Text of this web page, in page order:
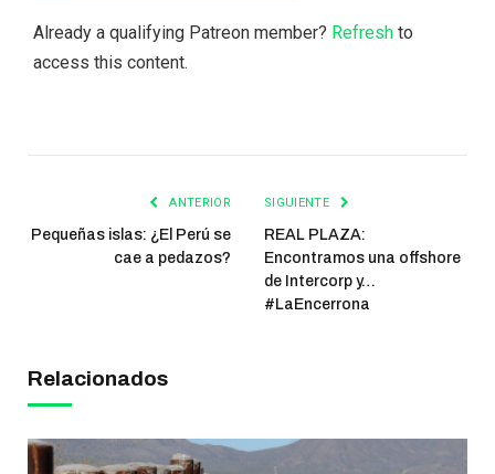
Already a qualifying Patreon member? Refresh to
access this content.
ANTERIOR
Pequeñas islas: ¿El Perú se
cae a pedazos?
SIGUIENTE
REAL PLAZA:
Encontramos una offshore
de Intercorp y…
#LaEncerrona
Relacionados